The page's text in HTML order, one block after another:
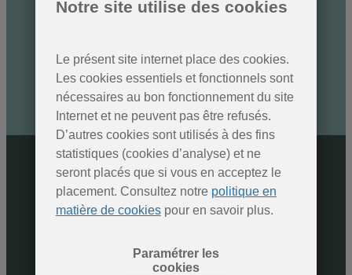
Des nouvelles des Parcs
Inscrivez-vous à la newsletter
SOUMETTRE
Notre site utilise des cookies
Le présent site internet place des cookies.
Les cookies essentiels et fonctionnels sont
nécessaires au bon fonctionnement du site
Internet et ne peuvent pas être refusés.
D’autres cookies sont utilisés à des fins
statistiques (cookies d’analyse) et ne
seront placés que si vous en acceptez le
placement. Consultez notre politique en
matière de cookiespour en savoir plus.
Paramétrer les
cookies